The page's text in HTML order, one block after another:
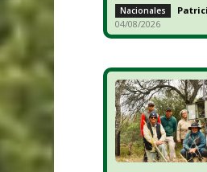
Nacionales
04/08/2026